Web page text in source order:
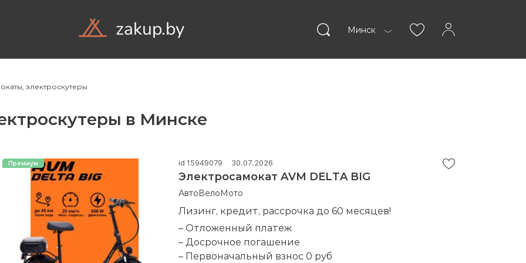
zakup.by
Объявления Компании Статьи
Минск
электроскутеры
в Минске
id 15949079 30.07.2026
Электросамокат AVM DELTA BIG
АвтоВелоМото
Лизинг, кредит, рассрочка до 60 месяцев!
– Отложенный платеж
– Досрочное погашение
– Первоначальный взнос 0 руб